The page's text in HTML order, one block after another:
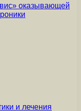
оказывающей
и лечения